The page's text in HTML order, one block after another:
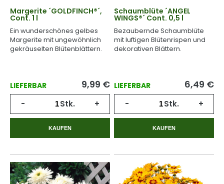
Margerite ´GOLDFINCH®´,
Cont. 1 l
Ein wunderschönes gelbes
Margerite mit ungewöhnlich
gekräuselten Blütenblättern.
LIEFERBAR 9,99 €
- Stk. +
KAUFEN
Schaumblüte ´ANGEL
WINGS®´ Cont. 0,5 l
Bezaubernde Schaumblüte
mit luftigen Blütenrispen und
dekorativen Blättern.
LIEFERBAR 6,49 €
- Stk. +
KAUFEN